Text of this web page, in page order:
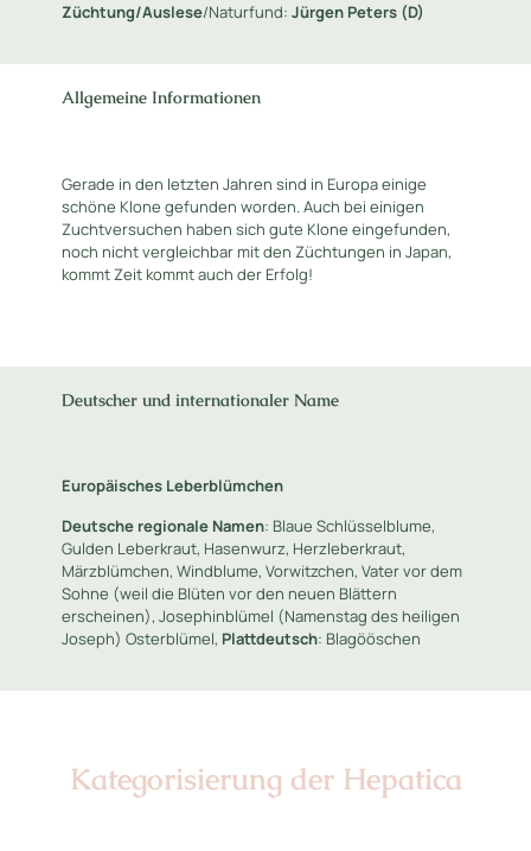
Züchtung/Auslese/Naturfund: Jürgen Peters (D)
Allgemeine Informationen
Gerade in den letzten Jahren sind in Europa einige
schöne Klone gefunden worden. Auch bei einigen
Zuchtversuchen haben sich gute Klone eingefunden,
noch nicht vergleichbar mit den Züchtungen in Japan,
kommt Zeit kommt auch der Erfolg!
Deutscher und internationaler Name
Europäisches Leberblümchen
Deutsche regionale Namen: Blaue Schlüsselblume,
Gulden Leberkraut, Hasenwurz, Herzleberkraut,
Märzblümchen, Windblume, Vorwitzchen, Vater vor dem
Sohne (weil die Blüten vor den neuen Blättern
erscheinen), Josephinblümel (Namenstag des heiligen
Joseph) Osterblümel, Plattdeutsch: Blagööschen
Kategorisierung der Hepatica